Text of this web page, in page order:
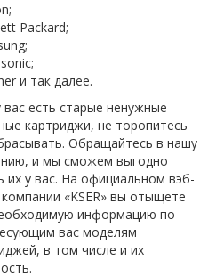
Packard;
и так далее.
вас есть старые ненужные
картриджи, не торопитесь
Обращайтесь в нашу
и мы сможем выгодно
их у вас. На официальном вэб-
«KSER» вы отыщете
информацию по
вас моделям
в том числе и их